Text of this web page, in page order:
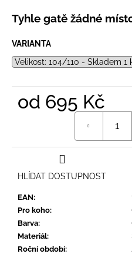
Tyhle gatě žádné
VARIANTA
od 695 Kč
EAN:
Pro koho:
Barva:
Materiál:
Roční období:
HLÍDAT DOSTUPNOST
395
Kč